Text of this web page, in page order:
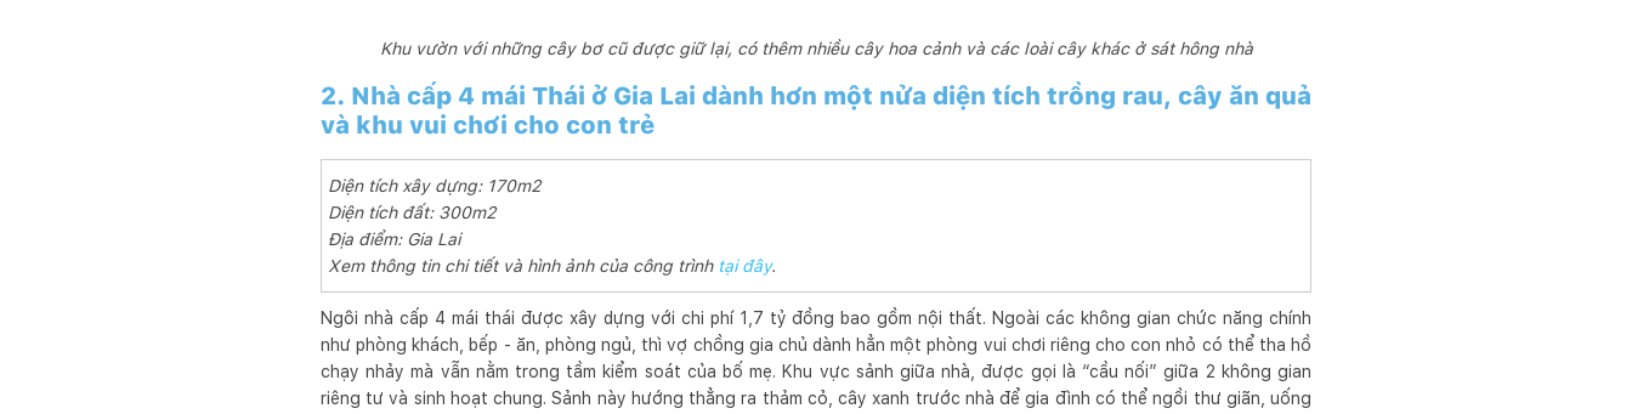
Khu vườn với những cây bơ cũ được giữ lại, có thêm nhiều cây hoa cảnh và các loài cây khác ở sát hông nhà
2. Nhà cấp 4 mái Thái ở Gia Lai dành hơn một nửa diện tích trồng rau, cây ăn quả
và khu vui chơi cho con trẻ
Diện tích xây dựng: 170m2
Diện tích đất: 300m2
Địa điểm: Gia Lai
Xem thông tin chi tiết và hình ảnh của công trình tại đây.
Ngôi nhà cấp 4 mái thái được xây dựng với chi phí 1,7 tỷ đồng bao gồm nội thất. Ngoài các không gian chức năng chính
như phòng khách, bếp - ăn, phòng ngủ, thì vợ chồng gia chủ dành hẳn một phòng vui chơi riêng cho con nhỏ có thể tha hồ
chạy nhảy mà vẫn nằm trong tầm kiểm soát của bố mẹ. Khu vực sảnh giữa nhà, được gọi là “cầu nối” giữa 2 không gian
riêng tư và sinh hoạt chung. Sảnh này hướng thẳng ra thảm cỏ, cây xanh trước nhà để gia đình có thể ngồi thư giãn, uống